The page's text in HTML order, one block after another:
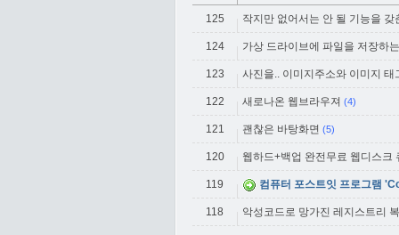
125 작지만 없어서는 안 될 기능을
124 가상 드라이브에 파일을 저장하
123 사진을.. 이미지주소와 이미지 태
122 새로나온 웹브라우져 (4)
121 괜찮은 바탕화면 (5)
120 웹하드+백업 완전무료 웹디스크
119 컴퓨터 포스트잇 프로그램
118 악성코드로 망가진 레지스트리